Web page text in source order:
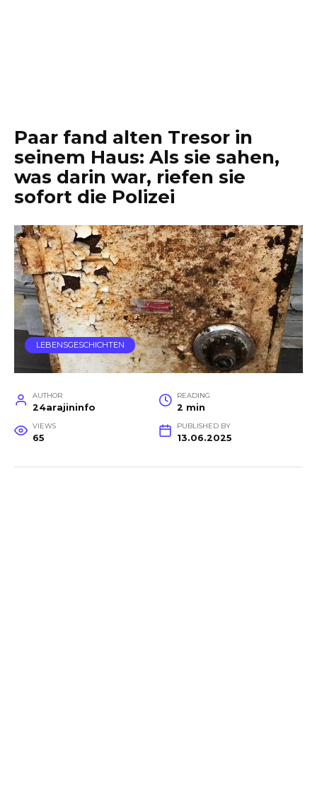
Paar fand alten Tresor in
seinem Haus: Als sie sahen,
was darin war, riefen sie
sofort die Polizei
LEBENSGESCHICHTEN
AUTHOR
24arajininfo
READING
2 min
VIEWS
65
PUBLISHED BY
13.06.2025